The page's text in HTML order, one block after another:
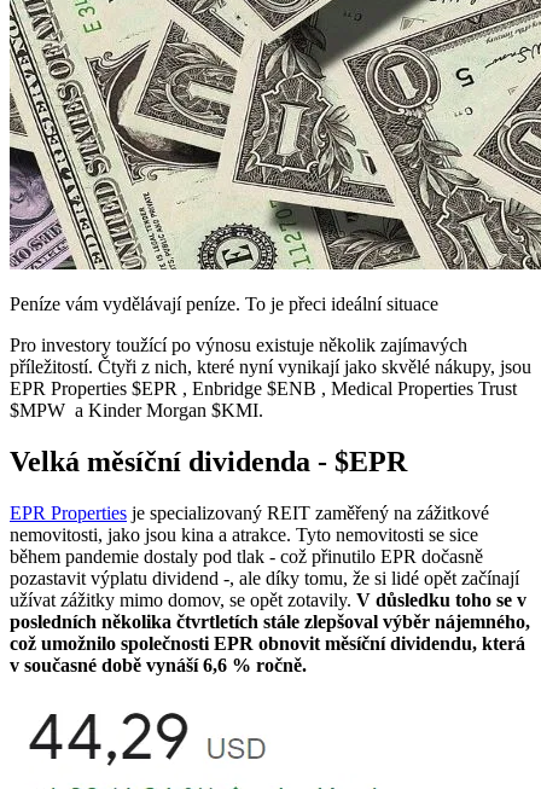
Peníze vám vydělávají peníze. To je přeci ideální situace
Pro investory toužící po výnosu existuje několik zajímavých
příležitostí. Čtyři z nich, které nyní vynikají jako skvělé nákupy, jsou
EPR Properties $EPR , Enbridge $ENB , Medical Properties Trust
$MPW a Kinder Morgan $KMI.
Velká měsíční dividenda - $EPR
EPR Properties je specializovaný REIT zaměřený na zážitkové
nemovitosti, jako jsou kina a atrakce. Tyto nemovitosti se sice
během pandemie dostaly pod tlak - což přinutilo EPR dočasně
pozastavit výplatu dividend -, ale díky tomu, že si lidé opět začínají
užívat zážitky mimo domov, se opět zotavily. V důsledku toho se v
posledních několika čtvrtletích stále zlepšoval výběr nájemného,
což umožnilo společnosti EPR obnovit měsíční dividendu, která
v současné době vynáší 6,6 % ročně.